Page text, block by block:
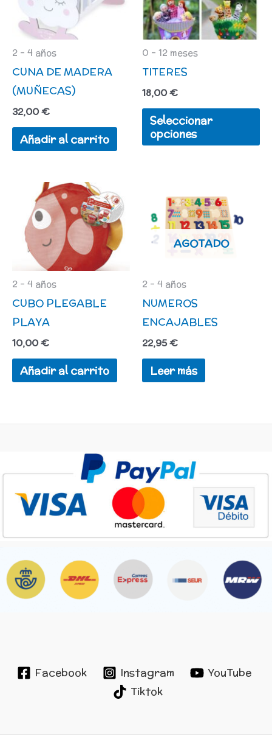
2 - 4 años
CUNA DE MADERA
(MUÑECAS)
32,00€
Añadir al carrito
0 - 12 meses
TITERES
18,00€
Seleccionar
opciones
en
2 - 4 años
CUBO PLEGABLE
PLAYA
10,00€
Añadir al carrito
AGOTADO
2 - 4 años
NUMEROS
ENCAJABLES
22,95€
Leer más
Facebook Instagram
YouTube
Tiktok